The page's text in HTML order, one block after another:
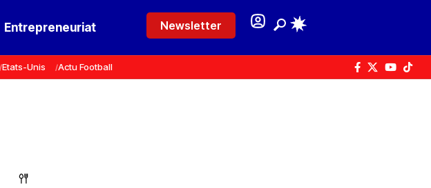
Entrepreneuriat Newsletter
Etats-Unis Actu Football